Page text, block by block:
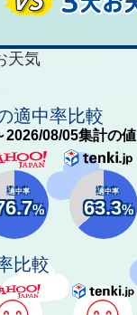
天気
適中率比較
08/05集計の値
適中率
%
適中率
63.3%
比較